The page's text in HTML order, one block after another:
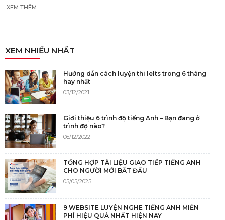
XEM THÊM
XEM NHIỀU NHẤT
Hướng dẫn cách luyện thi Ielts trong 6 tháng
hay nhất
03/12/2021
Giới thiệu 6 trình độ tiếng Anh – Bạn đang ở
trình độ nào?
06/12/2022
TỔNG HỢP TÀI LIỆU GIAO TIẾP TIẾNG ANH
CHO NGƯỜI MỚI BẮT ĐẦU
05/05/2025
9 WEBSITE LUYỆN NGHE TIẾNG ANH MIỄN
PHÍ HIỆU QUẢ NHẤT HIỆN NAY